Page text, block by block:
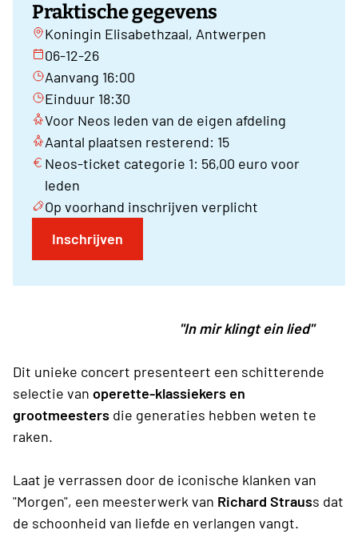
Praktische gegevens
Koningin Elisabethzaal, Antwerpen
06-12-26
Aanvang 16:00
Einduur 18:30
Voor Neos leden van de eigen afdeling
Aantal plaatsen resterend: 15
Neos-ticket categorie 1: 56,00 euro voor
leden
Op voorhand inschrijven verplicht
Inschrijven
"In mir klingt ein lied"
Dit unieke concert presenteert een schitterende
selectie van operette-klassiekers en
grootmeesters die generaties hebben weten te
raken.
Laat je verrassen door de iconische klanken van
"Morgen", een meesterwerk van Richard Strauss dat
de schoonheid van liefde en verlangen vangt.